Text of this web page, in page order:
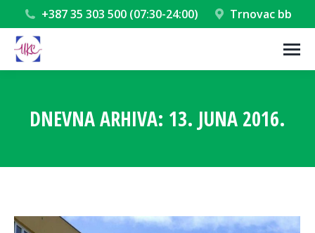
+387 35 303 500 (07:30-24:00) Trnovac bb
DNEVNA ARHIVA: 13. JUNA 2016.